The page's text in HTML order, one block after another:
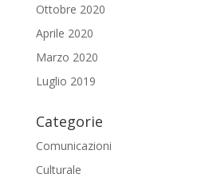
Ottobre 2020
Aprile 2020
Marzo 2020
Luglio 2019
Categorie
Comunicazioni
Culturale